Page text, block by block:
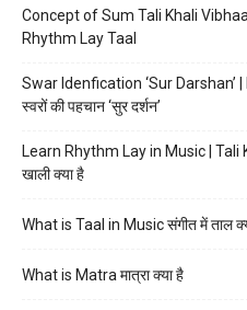
Concept of Sum Tali Khali
Rhythm Lay Taal
Swar Idenfication ‘Sur
स्वरों की पहचान ‘सुर दर्शन’
Learn Rhythm Lay in Music | Tali
खाली क्या है
What is Taal in Music संगीत में ताल
What is Matra मात्रा क्या है